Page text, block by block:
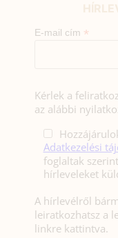
E-mail cím *
Kérlek a
az alábbi
Adatkezelési
foglaltak
A hírlevélről
leiratkozhatsz a
linkre kattintva.